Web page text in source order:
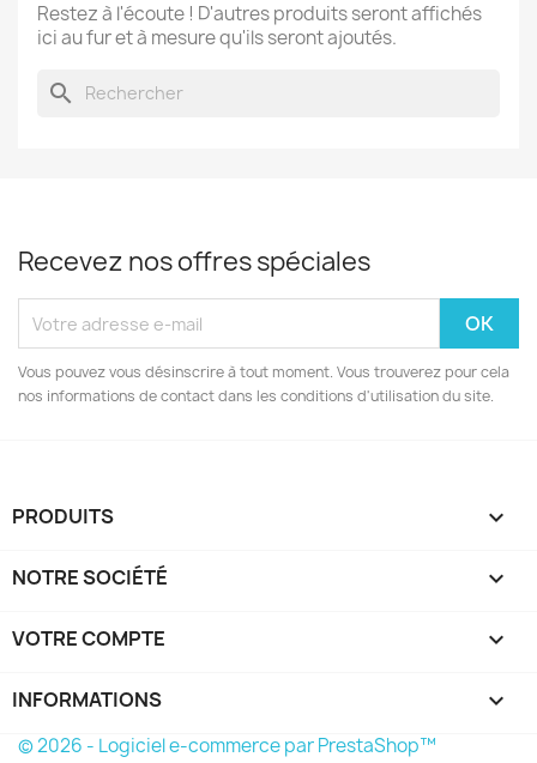
Restez à l'écoute ! D'autres produits seront affichés
ici au fur et à mesure qu'ils seront ajoutés.
search
Recevez nos offres spéciales
Vous pouvez vous désinscrire à tout moment. Vous trouverez pour cela
nos informations de contact dans les conditions d'utilisation du site.
PRODUITS 
NOTRE SOCIÉTÉ 
VOTRE COMPTE 
INFORMATIONS keyboard_arrow_down
© 2026 - Logiciel e-commerce par PrestaShop™